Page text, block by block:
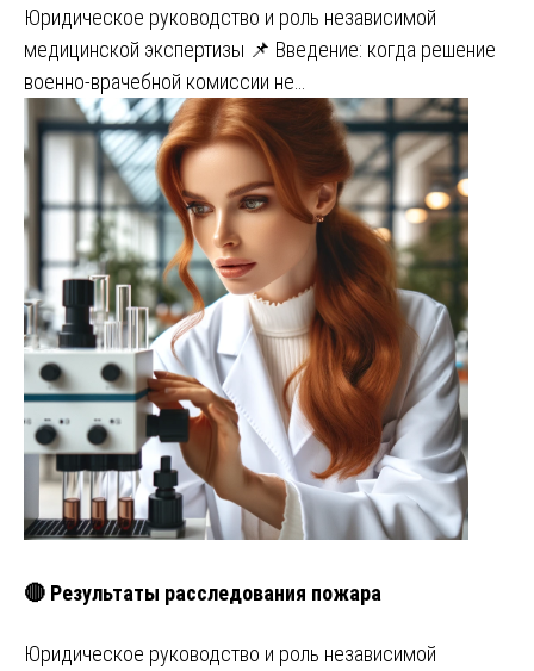
Юридическое руководство и роль независимой
медицинской экспертизы 📌 Введение: когда решение
военно-врачебной комиссии не…
🔴 Результаты расследования пожара
Юридическое руководство и роль независимой